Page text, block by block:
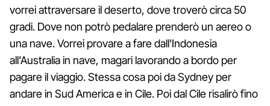
vorrei attraversare il deserto, dove troverò circa 50
gradi. Dove non potrò pedalare prenderò un aereo o
una nave. Vorrei provare a fare dall'Indonesia
all'Australia in nave, magari lavorando a bordo per
pagare il viaggio. Stessa cosa poi da Sydney per
andare in Sud America e in Cile. Poi dal Cile risalirò fino